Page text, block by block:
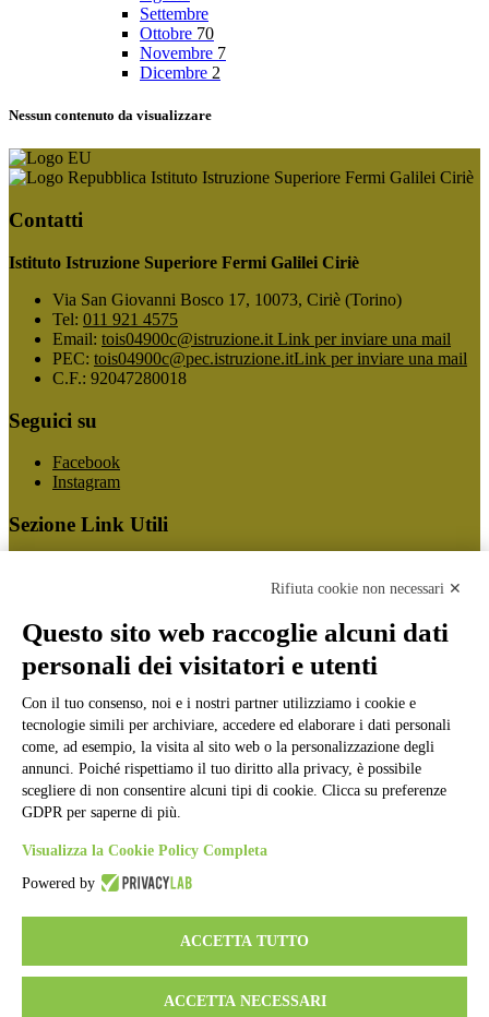
Settembre
Ottobre 70
Novembre 7
Dicembre 2
Nessun contenuto da visualizzare
Istituto Istruzione Superiore Fermi Galilei Ciriè
Contatti
Istituto Istruzione Superiore Fermi Galilei Ciriè
Via San Giovanni Bosco 17, 10073, Ciriè (Torino)
Tel: 011 921 4575
Email: tois04900c@istruzione.it Link per inviare una mail
PEC: tois04900c@pec.istruzione.itLink per inviare una mail
C.F.: 92047280018
Seguici su
Facebook
Instagram
Sezione Link Utili
Ufficio Relazioni con il Pubblico
Dichiarazione di accessibilità
Obiettivi di accessibilità
Gestione consensi cookie
Amministrazione trasparente
Pagina visualizzata
63137 volte
Sezione Copyright
Copyright 2026 | Engineered and powered by Gruppo Spaggiari
Parma S.p.A. | Divisione Publishing & New Social Media
Rifiuta cookie non necessari ✕
Questo sito web raccoglie alcuni dati
personali dei visitatori e utenti
Con il tuo consenso, noi e i nostri partner utilizziamo i cookie e
tecnologie simili per archiviare, accedere ed elaborare i dati personali
come, ad esempio, la visita al sito web o la personalizzazione degli
annunci. Poiché rispettiamo il tuo diritto alla privacy, è possibile
scegliere di non consentire alcuni tipi di cookie. Clicca su preferenze
GDPR per saperne di più.
Visualizza la Cookie Policy Completa
Powered by
ACCETTA TUTTO
ACCETTA NECESSARI